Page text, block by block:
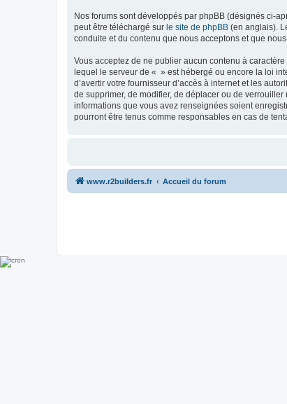
Nos forums sont développés par phpBB (désignés ci-
peut être téléchargé sur le site de phpBB (en anglais).
conduite et du contenu que nous acceptons et que
Vous acceptez de ne publier aucun contenu à
lequel le serveur de « » est hébergé ou encore la loi
d’avertir votre fournisseur d’accès à internet et les
de supprimer, de modifier, de déplacer ou de
informations que vous avez renseignées soient
pourront être tenus comme responsables en cas de
www.r2builders.fr Accueil du forum